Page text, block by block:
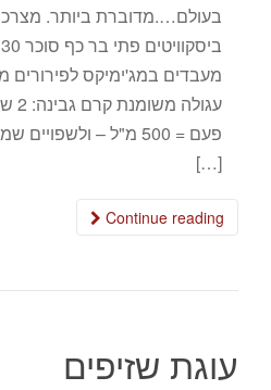
מעבדים במג'ימיקס לפירורים
[…]
Continue reading
עוגת שזיפים